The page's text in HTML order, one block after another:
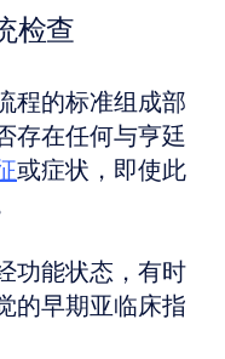
检查
程的标准组成部
存在任何与亨廷
或症状，即使此
功能状态，有时
的早期亚临床指